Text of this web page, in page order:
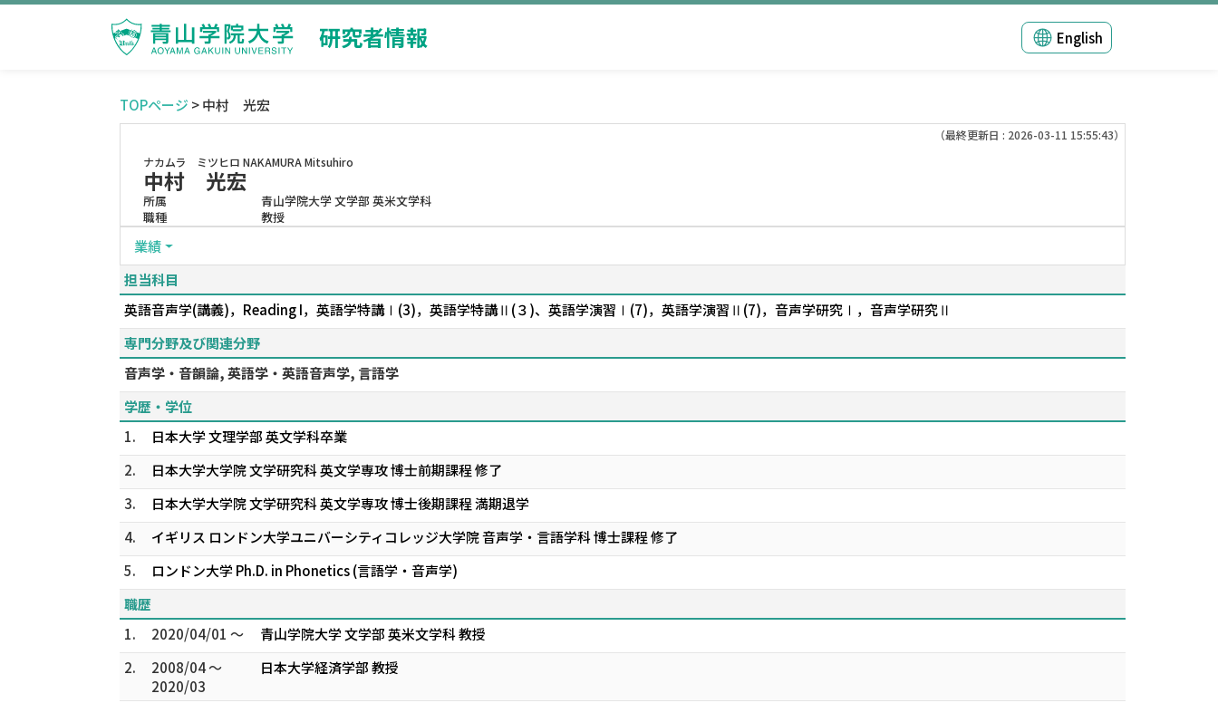
研究者情報 English
TOPページ > 中村 光宏
（最終更新日 : 2026-03-11 15:55:43）
ナカムラ ミツヒロ NAKAMURA Mitsuhiro
中村 光宏
所属
青山学院大学 文学部 英米文学科
職種
教授
業績
担当科目
英語音声学(講義)，Reading I，英語学特講Ⅰ(3)，英語学特講Ⅱ(３)、英語学演習Ⅰ(7)，英語学演習Ⅱ(7)，音声学研究Ⅰ，音声学研究Ⅱ
専門分野及び関連分野
音声学・音韻論, 英語学・英語音声学, 言語学
学歴・学位
1.
日本大学 文理学部 英文学科卒業
2.
日本大学大学院 文学研究科 英文学専攻 博士前期課程 修了
3.
日本大学大学院 文学研究科 英文学専攻 博士後期課程 満期退学
4.
イギリス ロンドン大学ユニバーシティコレッジ大学院 音声学・言語学科 博士課程 修了
5.
ロンドン大学 Ph.D. in Phonetics (言語学・音声学)
職歴
1.
2020/04/01 ～
青山学院大学 文学部 英米文学科 教授
2.
2008/04 ～
2020/03
日本大学経済学部 教授